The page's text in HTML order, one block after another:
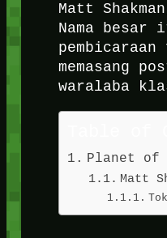
Matt
Nama
memasang
waralaba
Planet of
Matt